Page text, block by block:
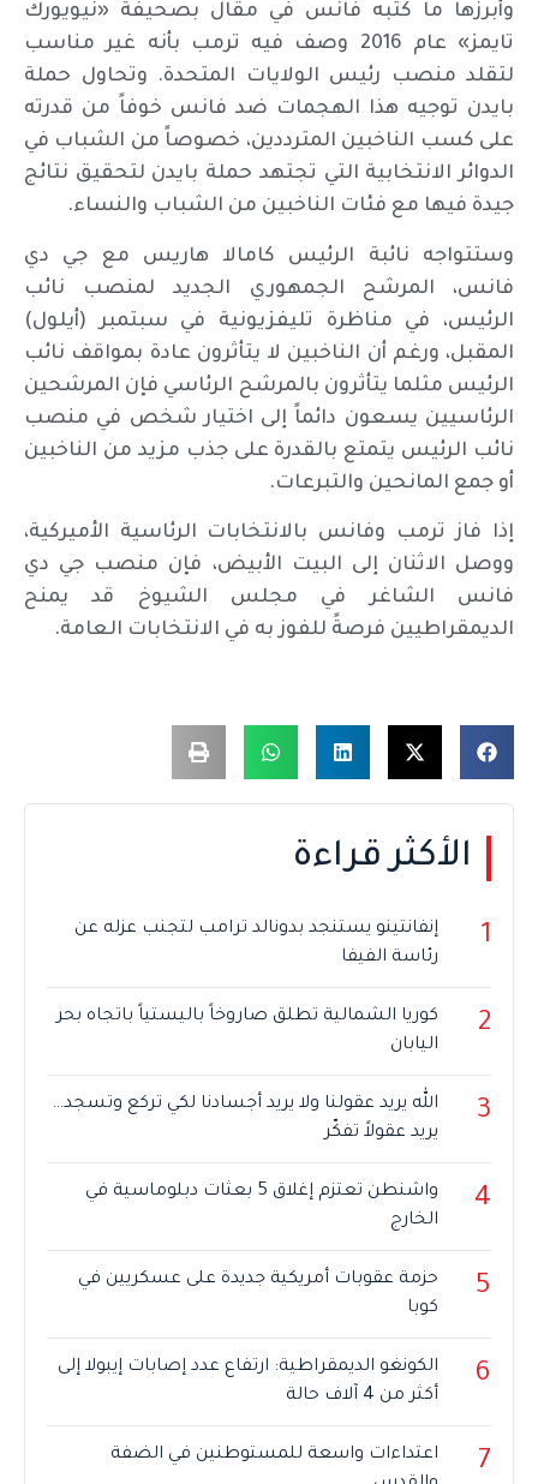
وأبرزها ما كتبه فانس في مقال بصحيفة «نيويورك
تايمز» عام 2016 وصف فيه ترمب بأنه غير مناسب
لتقلد منصب رئيس الولايات المتحدة. وتحاول حملة
بايدن توجيه هذا الهجمات ضد فانس خوفاً من قدرته
على كسب الناخبين المترددين، خصوصاً من الشباب في
الدوائر الانتخابية التي تجتهد حملة بايدن لتحقيق نتائج
جيدة فيها مع فئات الناخبين من الشباب والنساء.
وستتواجه نائبة الرئيس كامالا هاريس مع جي دي
فانس، المرشح الجمهوري الجديد لمنصب نائب
الرئيس، في مناظرة تليفزيونية في سبتمبر (أيلول)
المقبل، ورغم أن الناخبين لا يتأثرون عادة بمواقف نائب
الرئيس مثلما يتأثرون بالمرشح الرئاسي فإن المرشحين
الرئاسيين يسعون دائماً إلى اختيار شخص في منصب
نائب الرئيس يتمتع بالقدرة على جذب مزيد من الناخبين
أو جمع المانحين والتبرعات.
إذا فاز ترمب وفانس بالانتخابات الرئاسية الأميركية،
ووصل الاثنان إلى البيت الأبيض، فإن منصب جي دي
فانس الشاغر في مجلس الشيوخ قد يمنح
الديمقراطيين فرصةً للفوز به في الانتخابات العامة.
الأكثر قراءة
1
إنفانتينو يستنجد بدونالد ترامب لتجنب عزله عن
رئاسة الفيفا
2
كوريا الشمالية تطلق صاروخاً باليستياً باتجاه بحر
اليابان
3
الله يريد عقولنا ولا يريد أجسادنا لكي تركع وتسجد…
يريد عقولاً تفكّر
4
واشنطن تعتزم إغلاق 5 بعثات دبلوماسية في
الخارج
5
حزمة عقوبات أمريكية جديدة على عسكريين في
كوبا
6
الكونغو الديمقراطية: ارتفاع عدد إصابات إيبولا إلى
أكثر من 4 آلاف حالة
7
اعتداءات واسعة للمستوطنين في الضفة